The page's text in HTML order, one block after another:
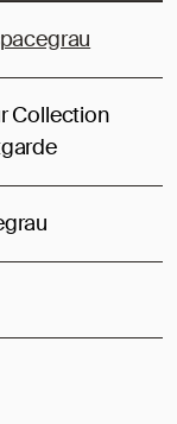
Collection